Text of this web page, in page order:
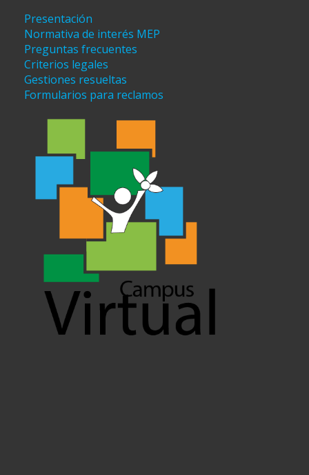
Presentación
Normativa de interés MEP
Preguntas frecuentes
Criterios legales
Gestiones resueltas
Formularios para reclamos